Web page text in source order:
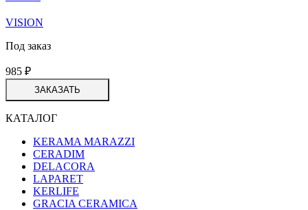
VISION
Под заказ
985 ₽
ЗАКАЗАТЬ
КАТАЛОГ
KERAMA MARAZZI
CERADIM
DELACORA
LAPARET
KERLIFE
GRACIA CERAMICA